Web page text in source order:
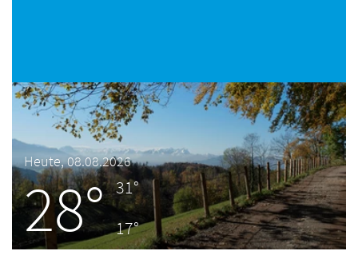
Heute, 08.08.2026
28° 31°
17°